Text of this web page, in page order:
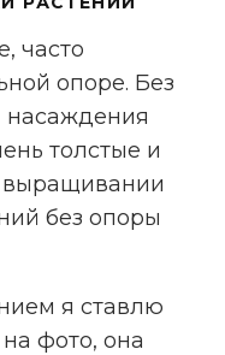
часто
опоре. Без
насаждения
толстые и
выращивании
без опоры
я ставлю
фото, она